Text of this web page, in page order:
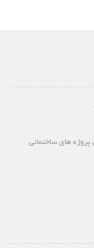
های ساختمانی